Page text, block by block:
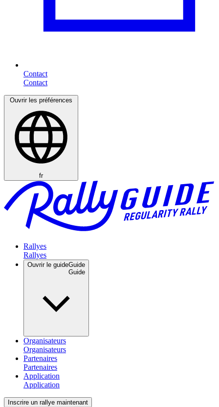
Contact
Ouvrir les préférences
fr
Rallyes
Ouvrir le guideGuide
Organisateurs
Partenaires
Application
Inscrire un rallye maintenant